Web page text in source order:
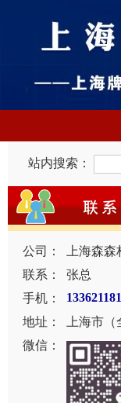
站内搜索：
公司：
上海森森
联系：
张总
手机：
地址：
上海市（
微信：